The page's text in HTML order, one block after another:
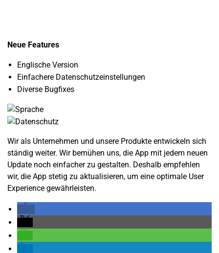
Neue Features
Englische Version
Einfachere Datenschutzeinstellungen
Diverse Bugfixes
Wir als Unternehmen und unsere Produkte entwickeln sich
ständig weiter. Wir bemühen uns, die App mit jedem neuen
Update noch einfacher zu gestalten. Deshalb empfehlen
wir, die App stetig zu aktualisieren, um eine optimale User
Experience gewährleisten.